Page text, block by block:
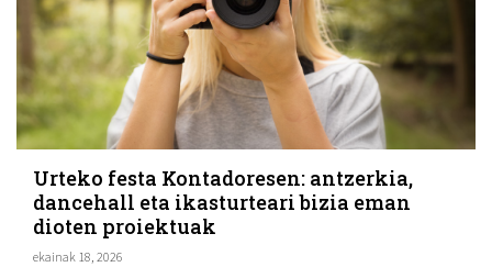
Urteko festa Kontadoresen: antzerkia,
dancehall eta ikasturteari bizia eman
dioten proiektuak
ekainak 18, 2026